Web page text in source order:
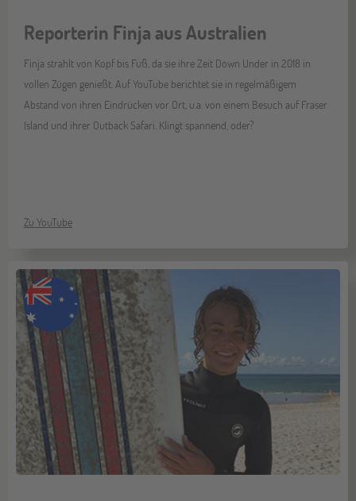
Reporterin Finja aus Australien
Finja strahlt von Kopf bis Fuß, da sie ihre Zeit Down Under in 2018 in
vollen Zügen genießt. Auf YouTube berichtet sie in regelmäßigem
Abstand von ihren Eindrücken vor Ort, u.a. von einem Besuch auf Fraser
Island und ihrer Outback Safari. Klingt spannend, oder?
Zu YouTube